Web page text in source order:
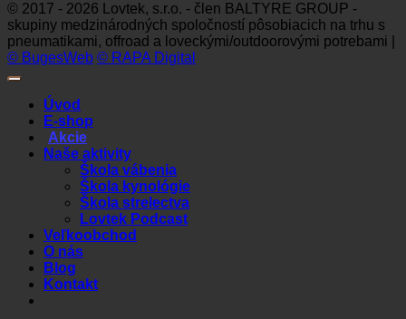
© 2017 - 2026 Lovtek, s.r.o. - člen BALTYRE GROUP -
skupiny medzinárodných spoločností pôsobiacich na trhu s
pneumatikami, offroad a loveckými/outdoorovými potrebami |
© BugesWeb © RAPA Digital
Úvod
E-shop
Akcie
Naše aktivity
Škola vábenia
Škola kynológie
Škola strelectva
Lovtek Podcast
Veľkoobchod
O nás
Blog
Kontakt